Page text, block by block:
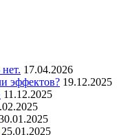
17.04.2026
эффектов? 19.12.2025
11.12.2025
25.01.2025